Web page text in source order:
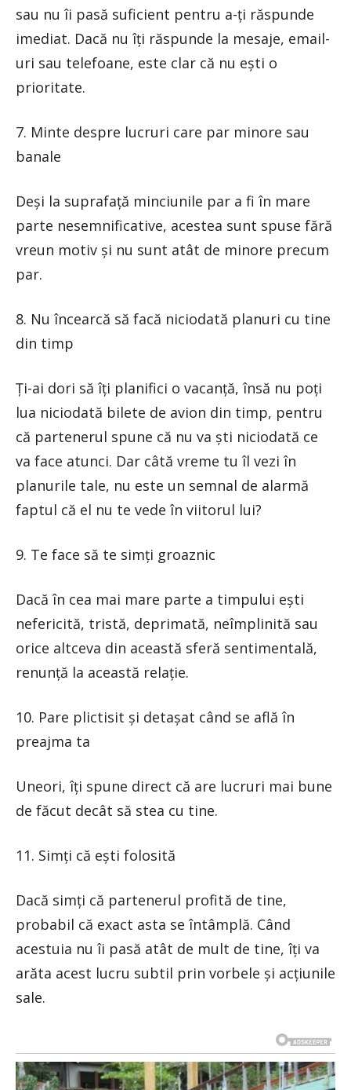
sau nu îi pasă suficient pentru a-ți răspunde
imediat. Dacă nu îți răspunde la mesaje, email-
uri sau telefoane, este clar că nu ești o
prioritate.
7. Minte despre lucruri care par minore sau
banale
Deși la suprafață minciunile par a fi în mare
parte nesemnificative, acestea sunt spuse fără
vreun motiv și nu sunt atât de minore precum
par.
8. Nu încearcă să facă niciodată planuri cu tine
din timp
Ți-ai dori să îți planifici o vacanță, însă nu poți
lua niciodată bilete de avion din timp, pentru
că partenerul spune că nu va ști niciodată ce
va face atunci. Dar câtă vreme tu îl vezi în
planurile tale, nu este un semnal de alarmă
faptul că el nu te vede în viitorul lui?
9. Te face să te simți groaznic
Dacă în cea mai mare parte a timpului ești
nefericită, tristă, deprimată, neîmplinită sau
orice altceva din această sferă sentimentală,
renunță la această relație.
10. Pare plictisit și detașat când se află în
preajma ta
Uneori, îți spune direct că are lucruri mai bune
de făcut decât să stea cu tine.
11. Simți că ești folosită
Dacă simți că partenerul profită de tine,
probabil că exact asta se întâmplă. Când
acestuia nu îi pasă atât de mult de tine, îți va
arăta acest lucru subtil prin vorbele și acțiunile
sale.